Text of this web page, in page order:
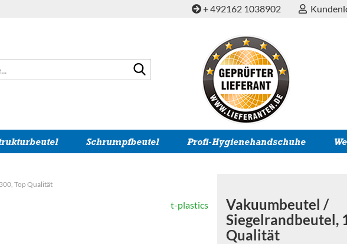
+ 492162 1038902
Schrumpfbeutel Profi-Hygienehandschuhe
Top Qualität
t-plastics
Vakuumbeutel /
Siegelrandbeutel,
Qualität